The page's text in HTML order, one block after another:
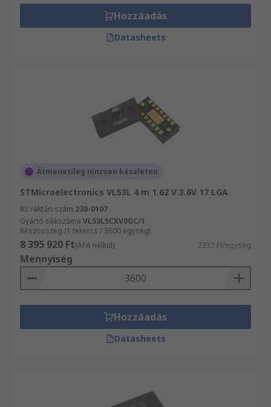
Hozzáadás
Datasheets
Átmenetileg nincsen készleten
STMicroelectronics VL53L 4 m 1.62 V 3.6V 17 LGA
RS raktári szám 230-0107
Gyártó cikkszáma VL53L5CXV0GC/1
Részösszeg (1 tekercs / 3600 egység)
8 395 920 Ft(ÁFA nélkül) 2332 Ft/egység
Mennyiség
Hozzáadás
Datasheets